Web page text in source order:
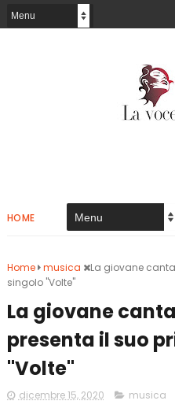
HOME
Home musica
La giovane
singolo "Volte"
La giovane
presenta il suo
"Volte"
dicembre 15, 2020 musica